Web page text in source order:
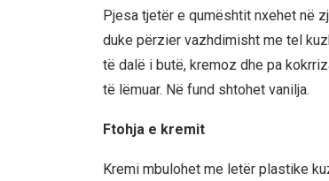
Pjesa tjetër e qumështit nxehet në
duke përzier vazhdimisht me tel
të dalë i butë, kremoz dhe pa
të lëmuar. Në fund shtohet vanilja.
Ftohja e kremit
Kremi mbulohet me letër plastike